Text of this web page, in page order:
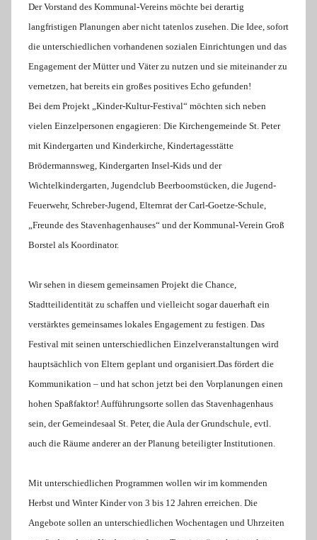
Der Vorstand des Kommunal-Vereins möchte bei derartig
langfristigen Planungen aber nicht tatenlos zusehen. Die Idee, sofort
die unterschiedlichen vorhandenen sozialen Einrichtungen und das
Engagement der Mütter und Väter zu nutzen und sie miteinander zu
vernetzen, hat bereits ein großes positives Echo gefunden!
Bei dem Projekt „Kinder-Kultur-Festival“ möchten sich neben
vielen Einzelpersonen engagieren: Die Kirchengemeinde St. Peter
mit Kindergarten und Kinderkirche, Kindertagesstätte
Brödermannsweg, Kindergarten Insel-Kids und der
Wichtelkindergarten, Jugendclub Beerboomstücken, die Jugend-
Feuerwehr, Schreber-Jugend, Elternrat der Carl-Goetze-Schule,
„Freunde des Stavenhagenhauses“ und der Kommunal-Verein Groß
Borstel als Koordinator.
Wir sehen in diesem gemeinsamen Projekt die Chance,
Stadtteilidentität zu schaffen und vielleicht sogar dauerhaft ein
verstärktes gemeinsames lokales Engagement zu festigen. Das
Festival mit seinen unterschiedlichen Einzelveranstaltungen wird
hauptsächlich von Eltern geplant und organisiert. Das fördert die
Kommunikation – und hat schon jetzt bei den Vorplanungen einen
hohen Spaßfaktor! Aufführungsorte sollen das Stavenhagenhaus
sein, der Gemeindesaal St. Peter, die Aula der Grundschule, evtl.
auch die Räume anderer an der Planung beteiligter Institutionen.
Mit unterschiedlichen Programmen wollen wir im kommenden
Herbst und Winter Kinder von 3 bis 12 Jahren erreichen. Die
Angebote sollen an unterschiedlichen Wochentagen und Uhrzeiten